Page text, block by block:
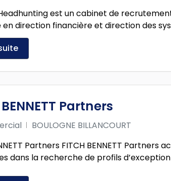
est un cabinet de
en direction financière et direction des
Partners
BOULOGNE BILLANCOURT
Partners FITCH BENNETT Partners
dans la recherche de profils